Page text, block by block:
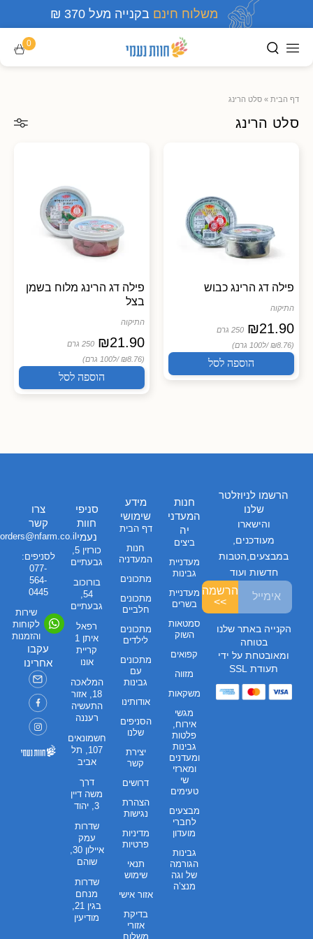
משלוח חינם בקנייה מעל 370 ₪
0
דף הבית » סלט הרינג
סלט הרינג
פילה דג הרינג כבוש
התיקוה
₪21.90
250 גרם
(₪8.76 /
ל100 גרם)
הוספה לסל
פילה דג הרינג מלוח בשמן
בצל
התיקוה
₪21.90
250 גרם
(₪8.76 /
ל100 גרם)
הוספה לסל
חנות
המעדני
יה
ביצים
מעדניית
גבינות
מעדניית
בשרים
סמטאות
השוק
קפואים
מזווה
משקאות
מגשי
אירוח,
פלטות
גבינות
ומעדנים
ומארזי
שי
טעימים
מבצעים
לחברי
מועדון
גבינות
הגורמה
של וגה
מנצ’ה
מידע
שימושי
דף הבית
חנות
המעדניה
מתכונים
מתכונים
חלביים
מתכונים
לילדים
מתכונים
עם
גבינות
אודותינו
הסניפים
שלנו
יצירת
קשר
דרושים
הצהרת
נגישות
מדיניות
פרטיות
תנאי
שימוש
אזור אישי
בדיקת
אזורי
משלוח
סניפי
חוות
נעמי
כורזין 5,
גבעתיים
בורוכוב
54,
גבעתיים
רפאל
איתן 1
קריית
אונו
המלאכה
18, אזור
התעשיה
רעננה
חשמונאים
107, תל
אביב
דרך
משה דיין
3, יהוד
שדרות
עמק
שוהם
שדרות
מנחם
מודיעין
צרו
קשר
orders@nfarm.co.il
לסניפים:
077-
564-
0445
שירות
לקוחות
והזמנות
עקבו
אחרינו
הרשמו לניוזלטר
שלנו
והישארו
מעודכנים,
במבצעים,הטבות
חדשות ועוד
הרשמה
>>
הקנייה באתר שלנו
בטוחה
ומאובטחת על ידי
תעודת SSL